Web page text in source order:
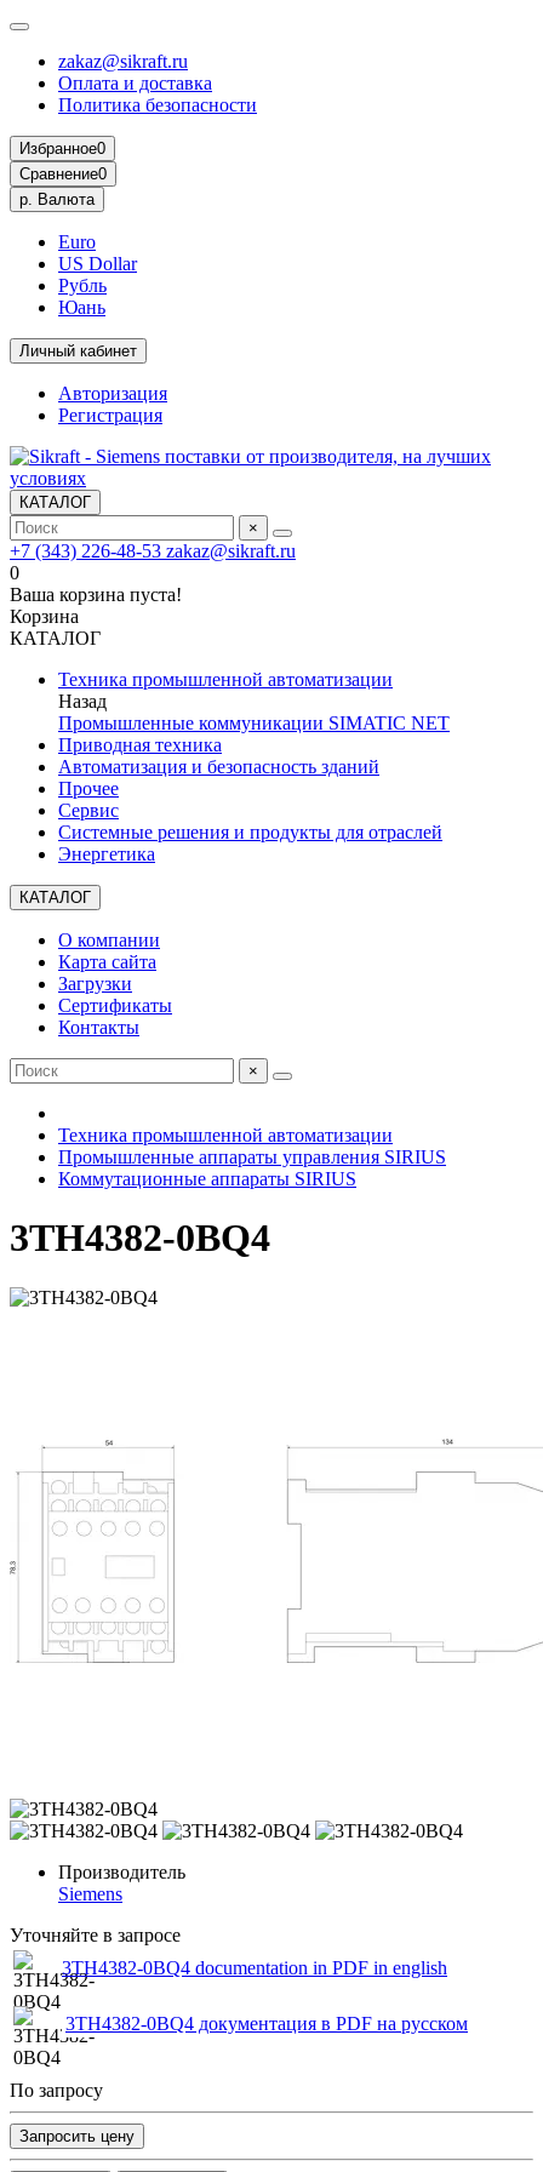
zakaz@sikraft.ru
Оплата и доставка
Политика безопасности
Избранное0
Сравнение0
р. Валюта
Euro
US Dollar
Рубль
Юань
Личный кабинет
Авторизация
Регистрация
КАТАЛОГ
×
+7 (343) 226-48-53 zakaz@sikraft.ru
0
Ваша корзина пуста!
Корзина
КАТАЛОГ
Техника промышленной автоматизации
Назад
Промышленные коммуникации SIMATIC NET
Приводная техника
Автоматизация и безопасность зданий
Прочее
Сервис
Системные решения и продукты для отраслей
Энергетика
КАТАЛОГ
О компании
Карта сайта
Загрузки
Сертификаты
Контакты
×
Техника промышленной автоматизации
Промышленные аппараты управления SIRIUS
Коммутационные аппараты SIRIUS
3TH4382-0BQ4
Производитель
Siemens
Уточняйте в запросе
3TH4382-0BQ4 documentation in PDF in english
3TH4382-0BQ4 документация в PDF на русском
По запросу
Запросить цену